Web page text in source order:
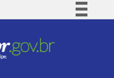
Comunica BR